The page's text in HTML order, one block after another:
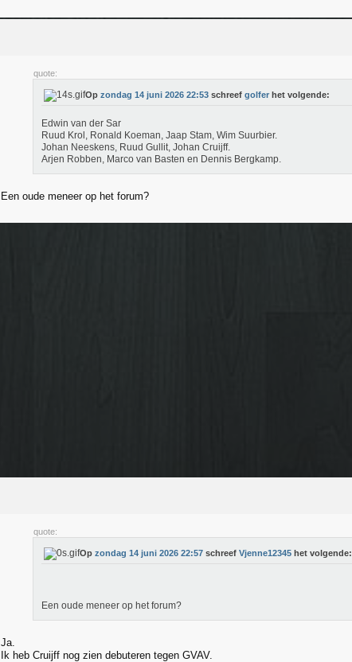
quote:
Op zondag 14 juni 2026 22:53 schreef golfer het volgende:
Edwin van der Sar
Ruud Krol, Ronald Koeman, Jaap Stam, Wim Suurbier.
Johan Neeskens, Ruud Gullit, Johan Cruijff.
Arjen Robben, Marco van Basten en Dennis Bergkamp.
Een oude meneer op het forum?
quote:
Op zondag 14 juni 2026 22:57 schreef Vjenne12345 het volgende:
Een oude meneer op het forum?
Ja.
Ik heb Cruijff nog zien debuteren tegen GVAV.